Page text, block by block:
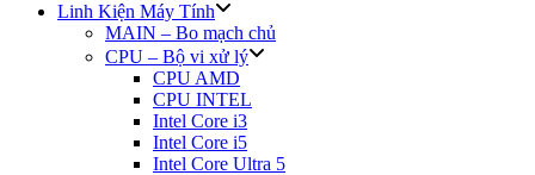
Linh Kiện Máy Tính
MAIN – Bo mạch chủ
CPU – Bộ vi xử lý
CPU AMD
CPU INTEL
Intel Core i3
Intel Core i5
Intel Core Ultra 5